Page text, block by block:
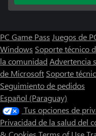
PC Game Pass Juegos de
Windows Soporte técnico
la comunidad Advertencia
de Microsoft Soporte
Seguimiento de pedidos
Español (Paraguay)
Tus opciones de
Privacidad de la salud del